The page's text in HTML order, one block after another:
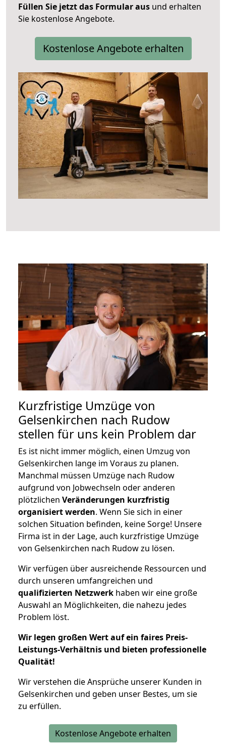
Füllen Sie jetzt das Formular aus und erhalten
Sie kostenlose Angebote.
Kostenlose Angebote erhalten
Kurzfristige Umzüge von
Gelsenkirchen nach Rudow
stellen für uns kein Problem dar
Es ist nicht immer möglich, einen Umzug von
Gelsenkirchen lange im Voraus zu planen.
Manchmal müssen Umzüge nach Rudow
aufgrund von Jobwechseln oder anderen
plötzlichen Veränderungen kurzfristig
organisiert werden. Wenn Sie sich in einer
solchen Situation befinden, keine Sorge! Unsere
Firma ist in der Lage, auch kurzfristige Umzüge
von Gelsenkirchen nach Rudow zu lösen.
Wir verfügen über ausreichende Ressourcen und
durch unseren umfangreichen und
qualifizierten Netzwerk haben wir eine große
Auswahl an Möglichkeiten, die nahezu jedes
Problem löst.
Wir legen großen Wert auf ein faires Preis-
Leistungs-Verhältnis und bieten professionelle
Qualität!
Wir verstehen die Ansprüche unserer Kunden in
Gelsenkirchen und geben unser Bestes, um sie
zu erfüllen.
Kostenlose Angebote erhalten